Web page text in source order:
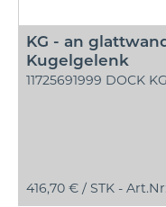
KG - an
Kugelgelenk
11725691999 DOCK
416,70 € / STK -